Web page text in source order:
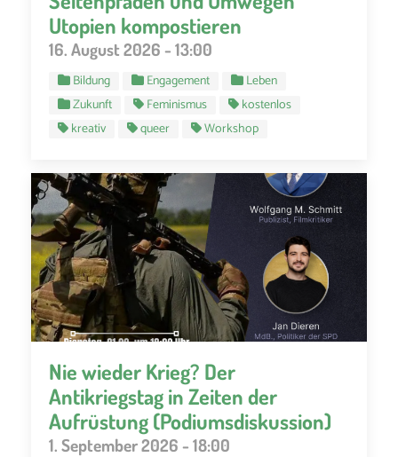
Utopien kompostieren
16. August 2026 - 13:00
Bildung Engagement
Leben
Zukunft
Feminismus
kostenlos
kreativ
queer Workshop
Nie wieder Krieg? Der
Antikriegstag in Zeiten der
Aufrüstung (Podiumsdiskussion)
1. September 2026 - 18:00